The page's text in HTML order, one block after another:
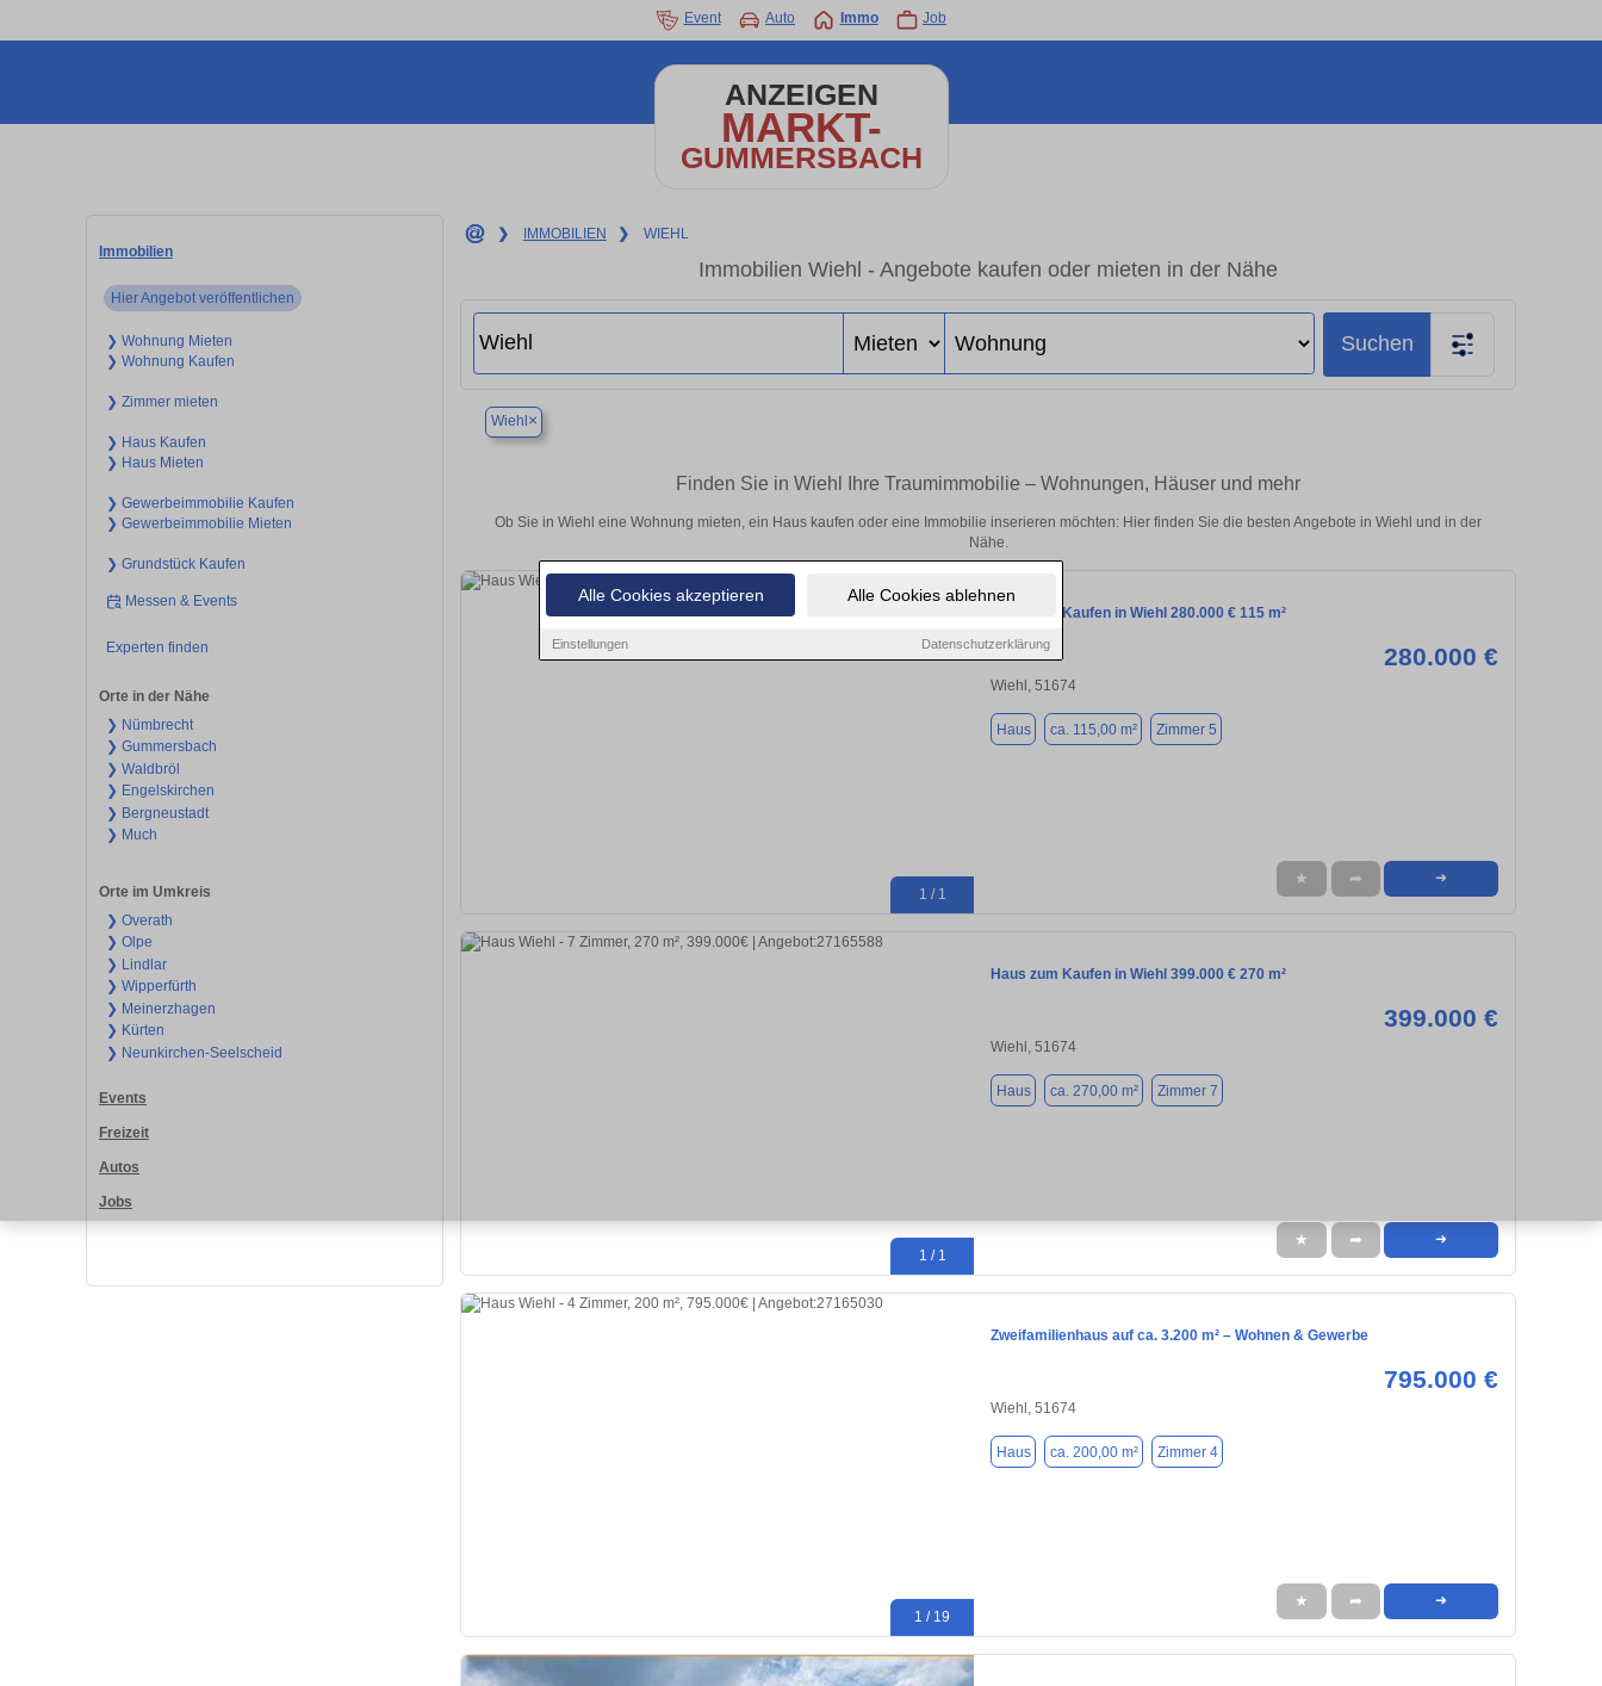
Alle Cookies akzeptieren Alle Cookies ablehnen
Einstellungen Datenschutzerklärung
Event Auto Immo Job
ANZEIGEN
MARKT-
GUMMERSBACH
Immobilien
Hier Angebot veröffentlichen
❯ Wohnung Mieten
❯ Wohnung Kaufen
❯ Zimmer mieten
❯ Haus Kaufen
❯ Haus Mieten
❯ Gewerbeimmobilie Kaufen
❯ Gewerbeimmobilie Mieten
❯ Grundstück Kaufen
Messen & Events
Experten finden
Orte in der Nähe
❯ Nümbrecht
❯ Gummersbach
❯ Waldbröl
❯ Engelskirchen
❯ Bergneustadt
❯ Much
Orte im Umkreis
❯ Overath
❯ Olpe
❯ Lindlar
❯ Wipperfürth
❯ Meinerzhagen
❯ Kürten
❯ Neunkirchen-Seelscheid
Events
Freizeit
Autos
Jobs
❯ IMMOBILIEN ❯ WIEHL
Immobilien Wiehl - Angebote kaufen oder mieten in der Nähe
Suchen
Wiehl ×
Finden Sie in Wiehl Ihre Traumimmobilie – Wohnungen, Häuser und mehr
Ob Sie in Wiehl eine Wohnung mieten, ein Haus kaufen oder eine Immobilie inserieren möchten: Hier finden Sie die besten Angebote in Wiehl und in der
Nähe.
1 / 1
Haus zum Kaufen in Wiehl 280.000 € 115 m²
280.000 €
Wiehl, 51674
Haus ca. 115,00 m² Zimmer 5
★ ➦ ➜
1 / 1
Haus zum Kaufen in Wiehl 399.000 € 270 m²
399.000 €
Wiehl, 51674
Haus ca. 270,00 m² Zimmer 7
★ ➦ ➜
1 / 19
Zweifamilienhaus auf ca. 3.200 m² – Wohnen & Gewerbe
795.000 €
Wiehl, 51674
Haus ca. 200,00 m² Zimmer 4
★ ➦ ➜